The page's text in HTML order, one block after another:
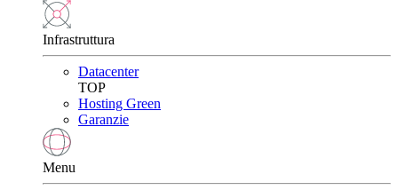
Infrastruttura
Datacenter
TOP
Hosting Green
Garanzie
Menu